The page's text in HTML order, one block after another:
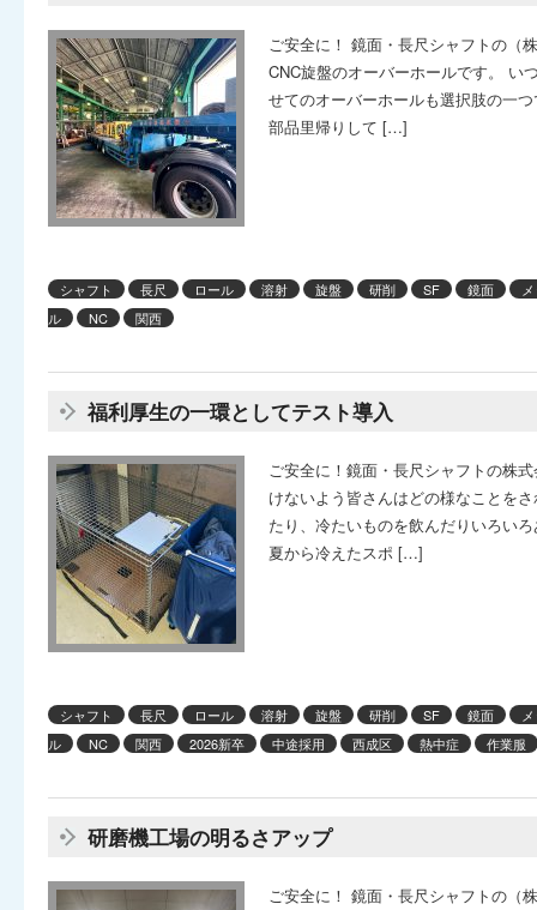
ご安全に！ 鏡面・長尺シャフトの（
CNC旋盤のオーバーホールです。 い
せてのオーバーホールも選択肢の一
部品里帰りして […]
シャフト 長尺 ロール 溶射 旋盤 研削 SF 鏡面
ル
NC 関西
福利厚生の一環としてテスト導入
ご安全に！鏡面・長尺シャフトの株
けないよう皆さんはどの様なことを
たり、冷たいものを飲んだりいろい
夏から冷えたスポ […]
シャフト 長尺 ロール 溶射 旋盤 研削 SF 鏡面
ル
NC 関西 2026新卒 中途採用 西成区 熱中症 作業服
研磨機工場の明るさアップ
ご安全に！ 鏡面・長尺シャフトの（